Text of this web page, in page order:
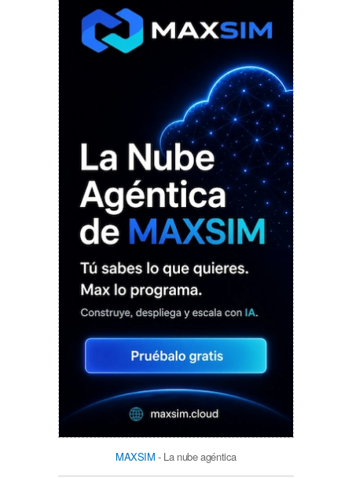
MAXSIM - La nube agéntica